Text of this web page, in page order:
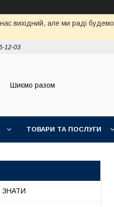
вихідний, але ми раді
12-03
Шиємо разом
ТОВАРИ ТА ПОСЛУГИ